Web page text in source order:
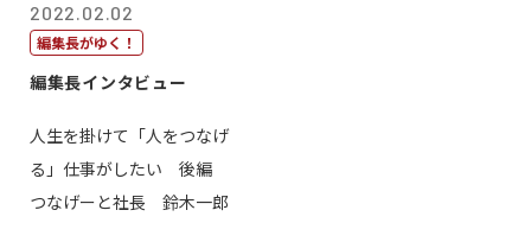
2022.02.02
編集長がゆく！
編集長インタビュー
人生を掛けて「人をつなげ
る」仕事がしたい 後編
つなげーと社長 鈴木一郎